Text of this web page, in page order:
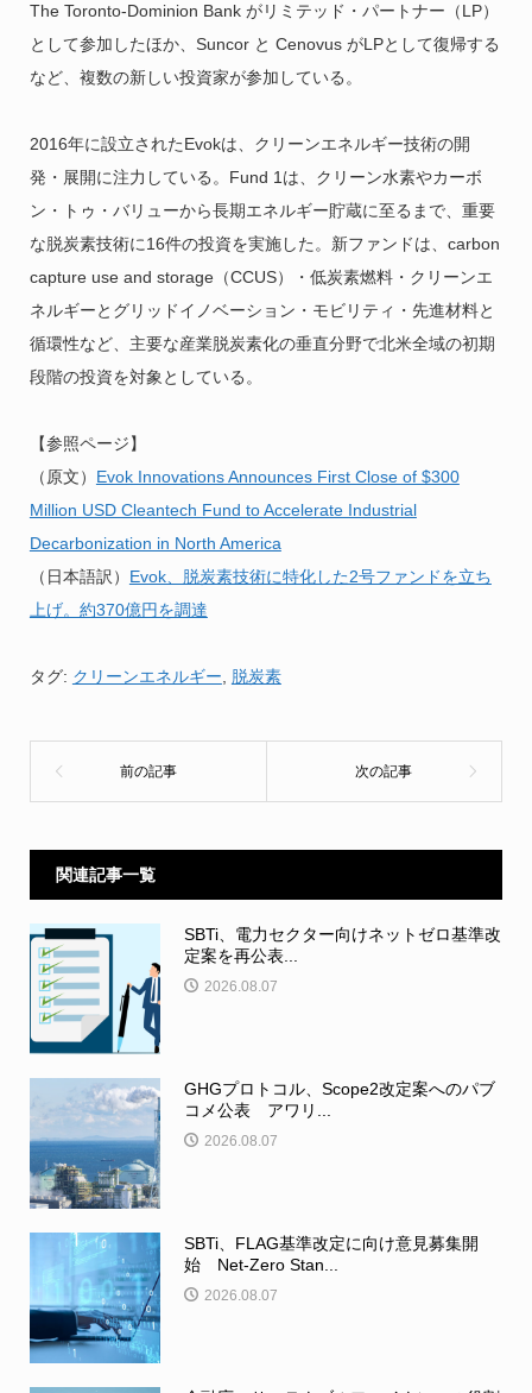
The Toronto-Dominion Bank がリミテッド・パートナー（LP）
として参加したほか、Suncor と Cenovus がLPとして復帰する
など、複数の新しい投資家が参加している。
2016年に設立されたEvokは、クリーンエネルギー技術の開
発・展開に注力している。Fund 1は、クリーン水素やカーボ
ン・トゥ・バリューから長期エネルギー貯蔵に至るまで、重要
な脱炭素技術に16件の投資を実施した。新ファンドは、carbon
capture use and storage（CCUS）・低炭素燃料・クリーンエ
ネルギーとグリッドイノベーション・モビリティ・先進材料と
循環性など、主要な産業脱炭素化の垂直分野で北米全域の初期
段階の投資を対象としている。
【参照ページ】
（原文） Evok Innovations Announces First Close of $300
Million USD Cleantech Fund to Accelerate Industrial
Decarbonization in North America
（日本語訳） Evok、脱炭素技術に特化した2号ファンドを立ち
上げ。約370億円を調達
タグ: クリーンエネルギー 脱炭素
関連記事一覧
SBTi、電力セクター向けネットゼロ基準改
定案を再公表...
2026.08.07
GHGプロトコル、Scope2改定案へのパブ
コメ公表 アワリ...
2026.08.07
SBTi、FLAG基準改定に向け意見募集開
始 Net-Zero Stan...
2026.08.07